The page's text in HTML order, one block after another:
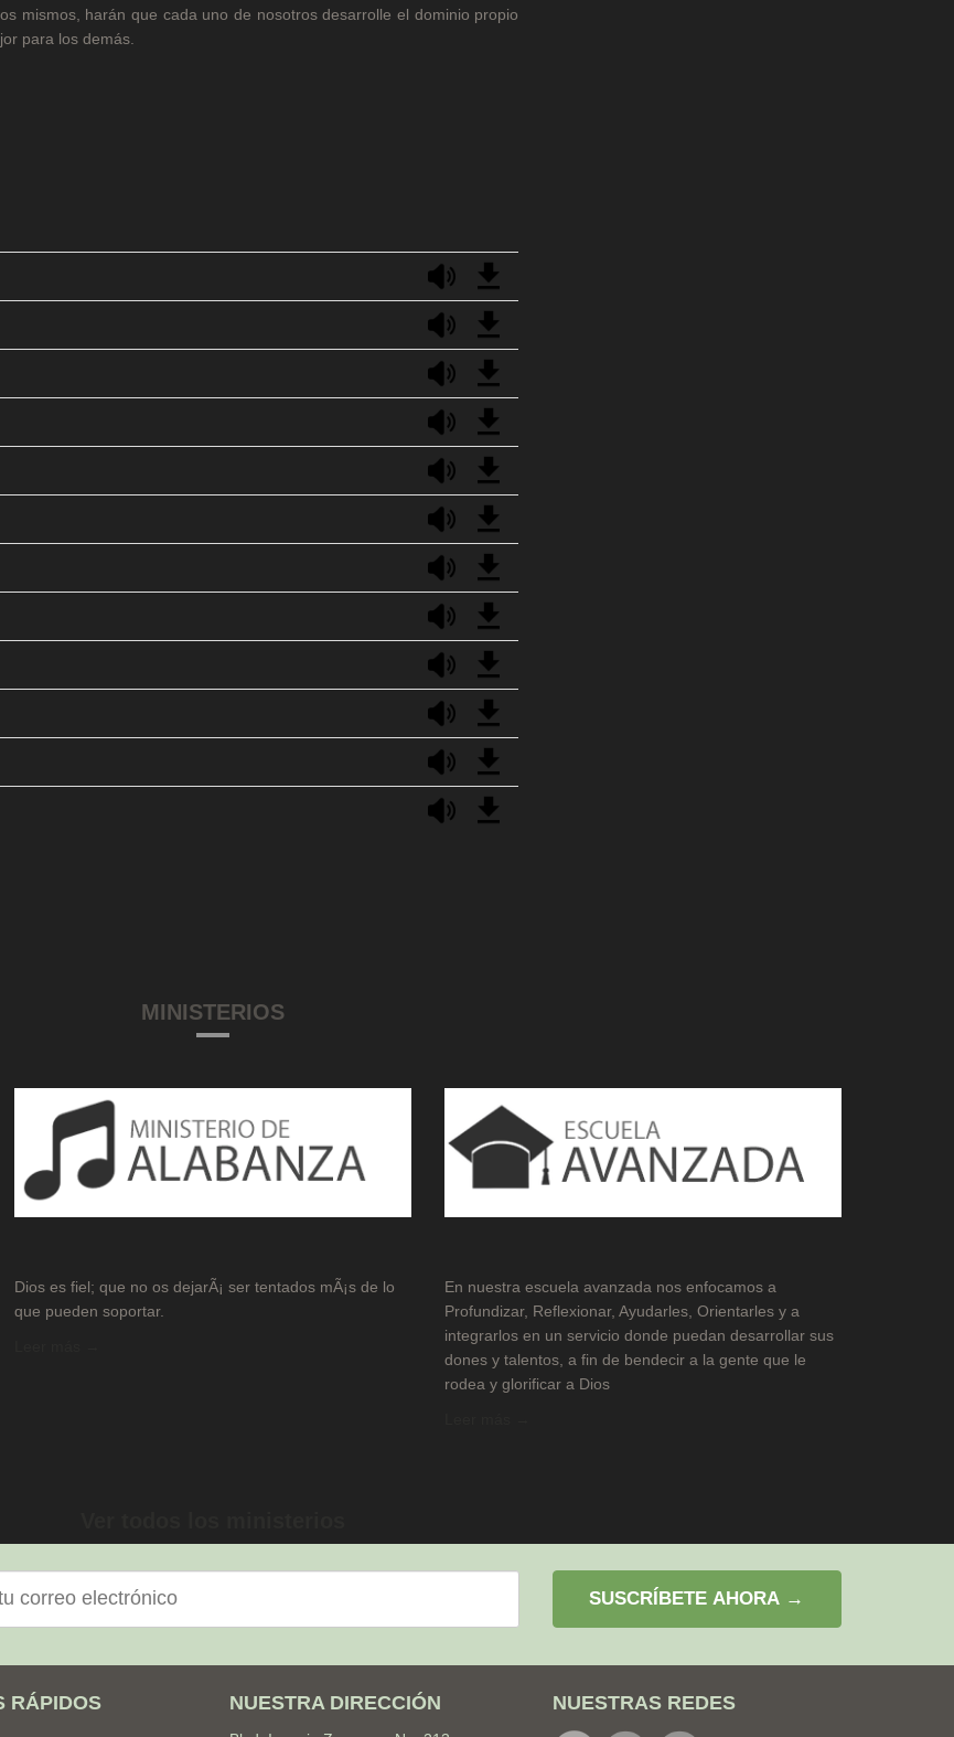
mismos, harán que cada uno de nosotros desarrolle el dominio propio
para los demás.
MINISTERIOS
Dios es fiel; que no os dejarÃ¡ ser tentados mÃ¡s de lo
que pueden soportar.
En nuestra escuela avanzada nos enfocamos a
Profundizar, Reflexionar, Ayudarles, Orientarles y a
integrarlos en un servicio donde puedan desarrollar sus
dones y talentos, a fin de bendecir a la gente que le
rodea y glorificar a Dios
SUSCRÍBETE AHORA →
RÁPIDOS NUESTRA DIRECCIÓN NUESTRAS REDES